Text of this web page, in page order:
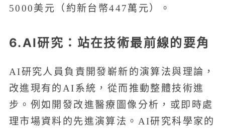
5000美元（約新台幣447萬元）。
6.AI研究：站在技術最前線的要角
AI研究人員負責開發嶄新的演算法與理論，
改進現有的AI系統，從而推動整體技術進
步。例如開發改進醫療圖像分析，或即時處
理市場資料的先進演算法。AI研究科學家的